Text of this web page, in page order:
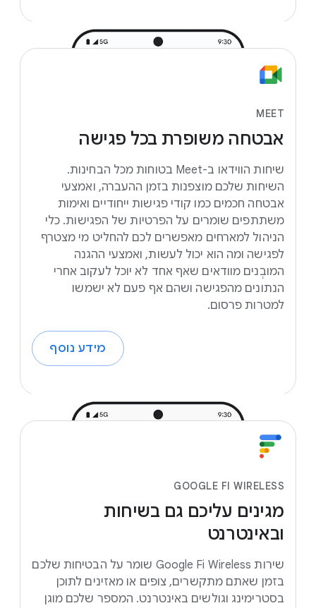
MEET
אבטחה משופרת בכל פגישה
שיחות הווידאו ב-Meet בטוחות מכל הבחינות.
השיחות שלכם מוצפנות בזמן ההעברה, ואמצעי
אבטחה חכמים כמו קודי פגישות ייחודיים ואימות
משתתפים שומרים על הפרטיות של הפגישות. כלי
הניהול למארחים מאפשרים לכם להחליט מי מצטרף
לפגישה ומה הוא יכול לעשות, ואמצעי ההגנה
המובְנים מוודאים שאף אחד לא יוכל לעקוב אחרי
הנתונים מהפגישה ושהם אף פעם לא ישמשו
למטרות פרסום.
מידע נוסף
GOOGLE FI WIRELESS
מגינים עליכם גם בשיחות
ובאינטרנט
שירות Google Fi Wireless שומר על הבטיחות שלכם
בזמן שאתם מתקשרים, צופים או מאזינים לתוכן
בסטרימינג וגולשים באינטרנט. המספר שלכם מוגן